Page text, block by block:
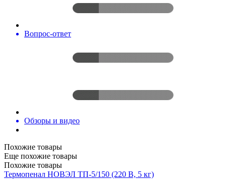
Вопрос-ответ
Обзоры и видео
Похожие товары
Еще похожие товары
Похожие товары
Термопенал НОВЭЛ ТП-5/150 (220 В, 5 кг)